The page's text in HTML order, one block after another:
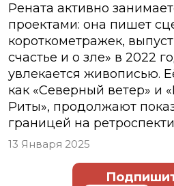
Рената активно
проектами: она пишет
короткометражек,
счастье и о зле» в 2022
увлекается живописью.
как «Северный ветер» и
Риты», продолжают
границей на
13 Января 2025